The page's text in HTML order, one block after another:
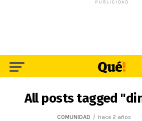
PUBLICIDAD
All posts tagged
COMUNIDAD hace 2 años